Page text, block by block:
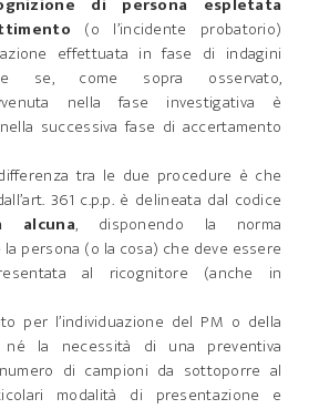
(o l’incidente probatorio)
effettuata in fase di indagini
se, come sopra osservato,
nella fase investigativa è
successiva fase di accertamento
tra le due procedure è che
361 c.p.p. è delineata dal codice
alcuna, disponendo la norma
persona (o la cosa) che deve essere
al ricognitore (anche in
per l’individuazione del PM o della
né la necessità di una preventiva
di campioni da sottoporre al
modalità di presentazione e